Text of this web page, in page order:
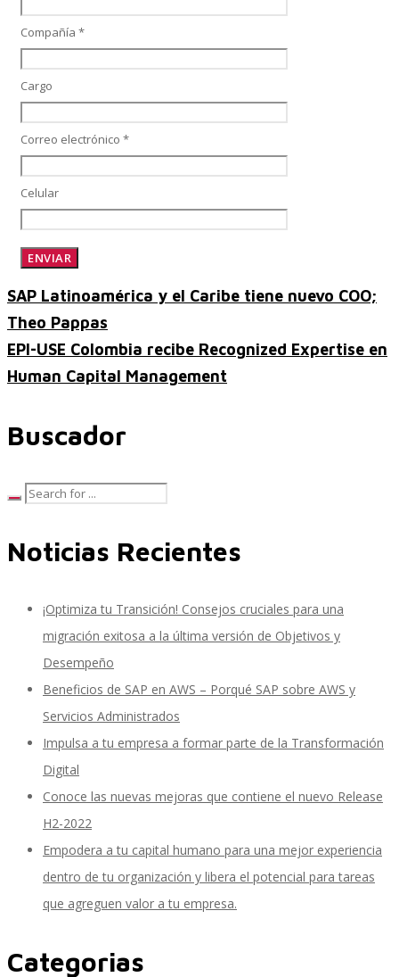
Cambio
Compañía *
Cargo
Correo electrónico *
Celular
SAP Latinoamérica y el Caribe tiene nuevo COO;
Theo Pappas
EPI-USE Colombia recibe Recognized Expertise en
Human Capital Management
Buscador
Noticias Recientes
¡Optimiza tu Transición! Consejos cruciales para una
migración exitosa a la última versión de Objetivos y
Desempeño
Beneficios de SAP en AWS – Porqué SAP sobre AWS y
Servicios Administrados
Impulsa a tu empresa a formar parte de la Transformación
Digital
Conoce las nuevas mejoras que contiene el nuevo Release
H2-2022
Empodera a tu capital humano para una mejor experiencia
dentro de tu organización y libera el potencial para tareas
que agreguen valor a tu empresa.
Categorias